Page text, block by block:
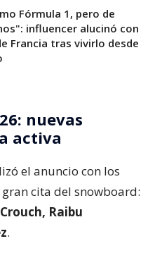
Fórmula 1, pero de
influencer alucinó con
Francia tras vivirlo desde
nuevas
activa
el anuncio con los
cita del snowboard:
Raibu
.